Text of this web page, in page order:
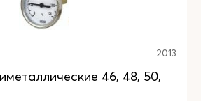
2013
46, 48, 50,